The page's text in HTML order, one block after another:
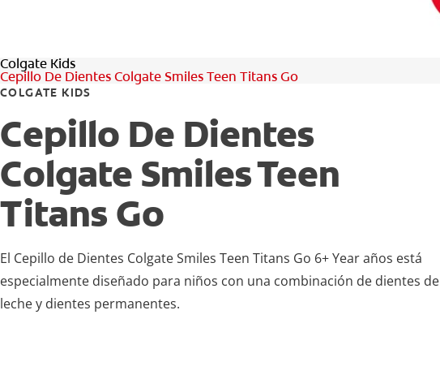
Colgate Kids
Cepillo De Dientes Colgate Smiles Teen Titans Go
COLGATE KIDS
Cepillo De Dientes
Colgate Smiles Teen
Titans Go
El Cepillo de Dientes Colgate Smiles Teen Titans Go 6+ Year años está
especialmente diseñado para niños con una combinación de dientes de
leche y dientes permanentes.